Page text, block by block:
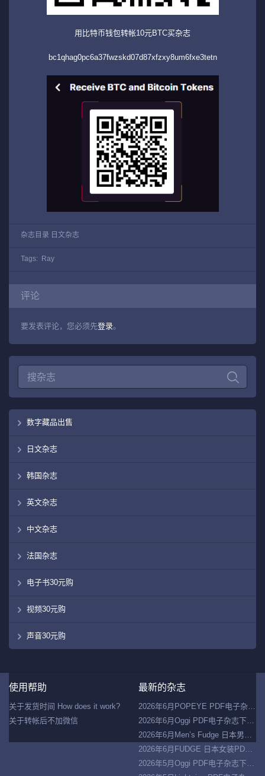
用比特币钱包转帐10元BTC买杂志
bc1qhag0pc6a37fwzskd07d87xfzxy8um6fxe3tetn
杂志目录 日文杂志
Tags: Ray
评论
要发表评论，您必须先登录。
数字藏品出售
日文杂志
韩国杂志
英文杂志
中文杂志
法国杂志
电子书30元购
视频30元购
声音30元购
使用帮助
关于发货时间 How does it work?
关于转帐后不加微信
最新的杂志
2026年6月POPEYE PDF电子杂志下载 日本男装PDF杂志下载
2026年6月Oggi PDF电子杂志下载 日本女装PDF杂志下载
2026年6月Men’s Fudge 日本男装PDF杂志下载
2026年6月FUDGE 日本女装PDF杂志下载
2026年5月Oggi PDF电子杂志下载 日本女装杂志下载